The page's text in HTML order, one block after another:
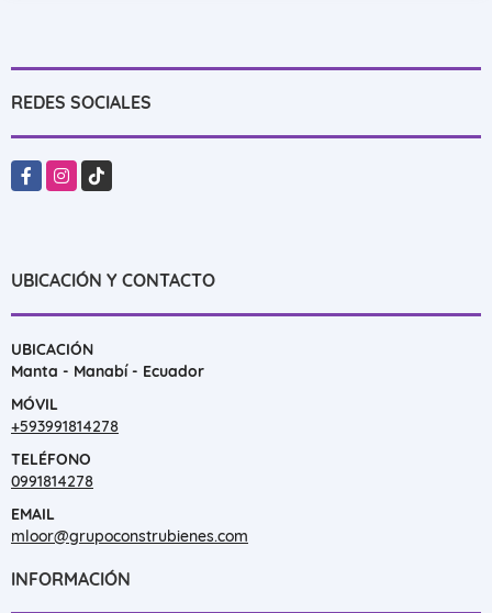
REDES SOCIALES
FacebookInstagram
TikTok
UBICACIÓN Y CONTACTO
UBICACIÓN
Manta - Manabí - Ecuador
MÓVIL
+593991814278
TELÉFONO
0991814278
EMAIL
mloor@grupoconstrubienes.com
INFORMACIÓN